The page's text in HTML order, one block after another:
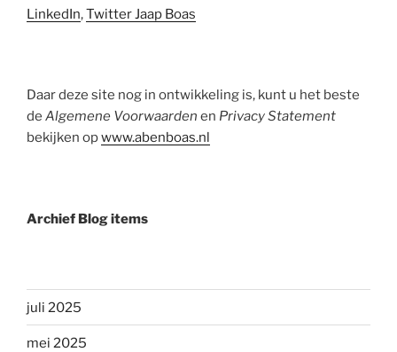
LinkedIn,Twitter Jaap Boas
Daar deze site nog in ontwikkeling is, kunt u het beste
de Algemene Voorwaarden en Privacy Statement
bekijken opwww.abenboas.nl
Archief Blog items
juli 2025
mei 2025